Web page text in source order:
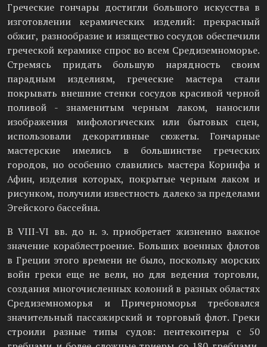
Греческие гончары достигли большого искусства в
изготовлении керамических изделий: прекрасный
обжиг, разнообразие и изящество сосудов обеспечили
греческой керамике спрос во всем Средиземноморье.
Стремясь придать большую нарядность своим
парадным изделиям, греческие мастера стали
покрывать внешние стенки сосудов красивой черной
поливой - знаменитым черным лаком, наносили
изображения мифологических или бытовых сцен,
использовали декоративные сюжеты. Гончарные
мастерские имелись в большинстве греческих
городов, но особенно славились мастера Коринфа и
Афин, изделия которых, покрытые черным лаком и
рисунком, получили известность далеко за пределами
Эгейского бассейна.
В VIII-VI вв. до н. э. приобретает жизненно важное
значение кораблестроение. Больших военных флотов
в Греции этого времени не было, поскольку морских
войн греки еще не вели, но для ведения торговли,
создания многочисленных колоний в разных областях
Средиземноморья и Причерноморья требовался
значительный пассажирский и торговый флот. Греки
строили разные типы судов: пентеконтеры с 50